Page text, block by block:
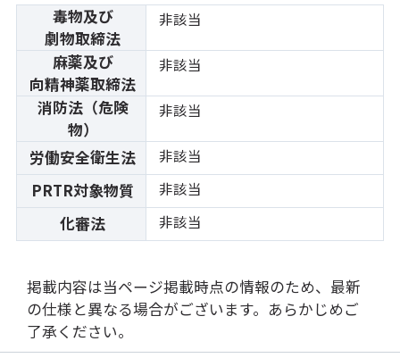
毒物及び
劇物取締法
非該当
麻薬及び
向精神薬取締法
非該当
消防法（危険
物）
非該当
労働安全衛生法 非該当
PRTR対象物質 非該当
化審法 非該当
掲載内容は当ページ掲載時点の情報のため、最新
の仕様と異なる場合がございます。あらかじめご
了承ください。